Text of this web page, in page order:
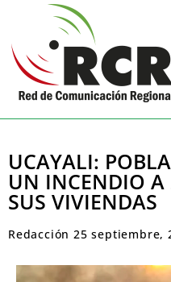
UCAYALI:
UN INCENDIO A
SUS VIVIENDAS
Redacción 25 septiembre,